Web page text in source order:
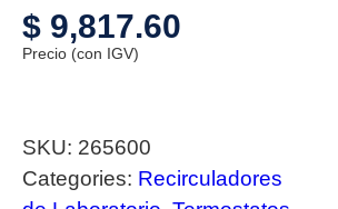
$ 9,817.60
Precio (con IGV)
SKU: 265600
Categories: Recirculadores